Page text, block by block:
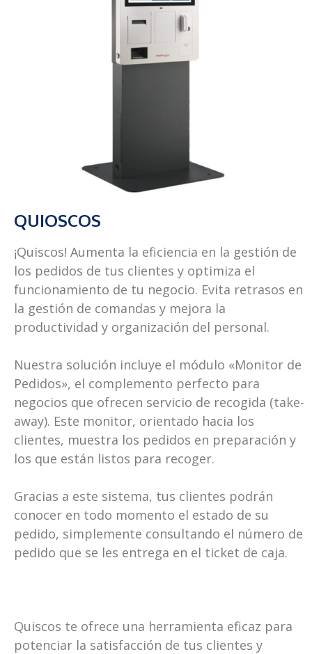
QUIOSCOS
¡Quiscos! Aumenta la eficiencia en la gestión de
los pedidos de tus clientes y optimiza el
funcionamiento de tu negocio. Evita retrasos en
la gestión de comandas y mejora la
productividad y organización del personal.
Nuestra solución incluye el módulo «Monitor de
Pedidos», el complemento perfecto para
negocios que ofrecen servicio de recogida (take-
away). Este monitor, orientado hacia los
clientes, muestra los pedidos en preparación y
los que están listos para recoger.
Gracias a este sistema, tus clientes podrán
conocer en todo momento el estado de su
pedido, simplemente consultando el número de
pedido que se les entrega en el ticket de caja.
Quiscos te ofrece una herramienta eficaz para
potenciar la satisfacción de tus clientes y